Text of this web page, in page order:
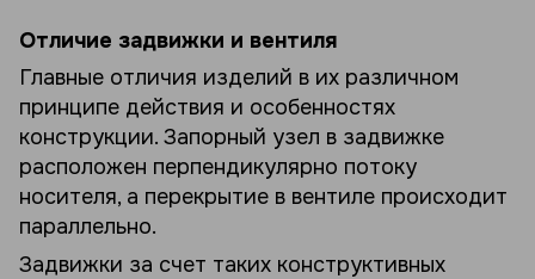
Отличие задвижки и вентиля
Главные отличия изделий в их различном
принципе действия и особенностях
конструкции. Запорный узел в задвижке
расположен перпендикулярно потоку
носителя, а перекрытие в вентиле происходит
параллельно.
Задвижки за счет таких конструктивных